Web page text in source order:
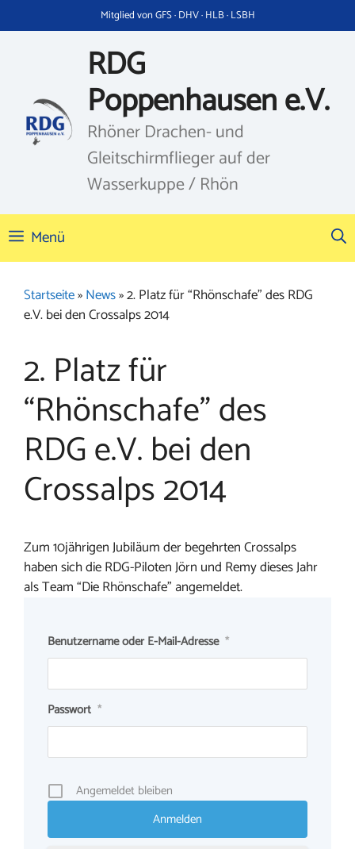
Inhalt
Mitglied von GFS · DHV · HLB · LSBH
RDG
Poppenhausen e.V.
Rhöner Drachen- und
Gleitschirmflieger auf der
Wasserkuppe / Rhön
Menü
Startseite»News»2. Platz für “Rhönschafe” des RDG
e.V. bei den Crossalps 2014
2. Platz für
“Rhönschafe” des
RDG e.V. bei den
Crossalps 2014
Zum 10jährigen Jubiläum der begehrten Crossalps
haben sich die RDG-Piloten Jörn und Remy dieses Jahr
als Team “Die Rhönschafe” angemeldet.
Benutzername oder E-Mail-Adresse *
Passwort *
Angemeldet bleiben